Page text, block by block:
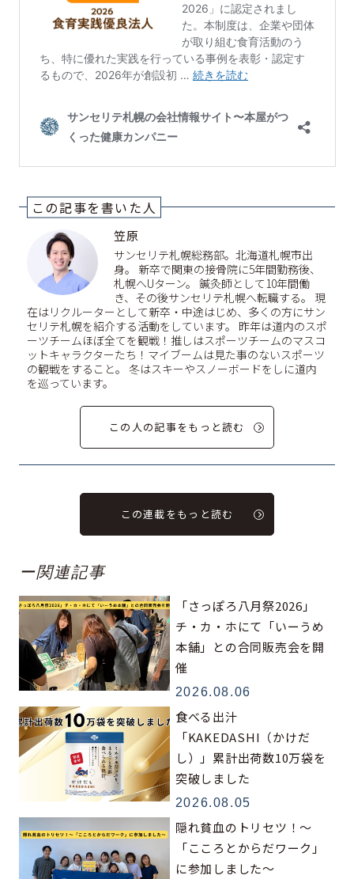
この記事を書いた人
笠原
サンセリテ札幌総務部。北海道札幌市出
身。 新卒で関東の接骨院に5年間勤務後、
札幌へUターン。 鍼灸師として10年間働
き、その後サンセリテ札幌へ転職する。 現
在はリクルーターとして新卒・中途はじめ、多くの方にサン
セリテ札幌を紹介する活動をしています。 昨年は道内のスポ
ーツチームほぼ全てを観戦！推しはスポーツチームのマスコ
ットキャラクターたち！マイブームは見た事のないスポーツ
の観戦をすること。 冬はスキーやスノーボードをしに道内
を巡っています。
この人の記事をもっと読む
この連載をもっと読む
ー関連記事
「さっぽろ八月祭2026」
チ・カ・ホにて「いーうめ
本舗」との合同販売会を開
催
2026.08.06
食べる出汁
「KAKEDASHI（かけだ
し）」累計出荷数10万袋を
突破しました
2026.08.05
隠れ貧血のトリセツ！～
「こころとからだワーク」
に参加しました～